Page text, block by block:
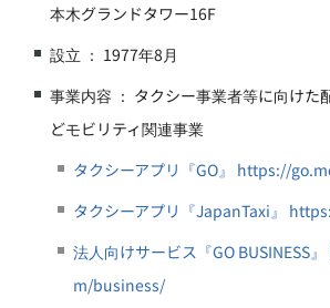
本木グランドタワー16F
設立 ： 1977年8月
事業内容 ： タクシー事業者等に向けた
どモビリティ関連事業
タクシーアプリ『GO』 https://
タクシーアプリ『JapanTaxi』
法人向けサービス『GO BUSINESS
m/business/